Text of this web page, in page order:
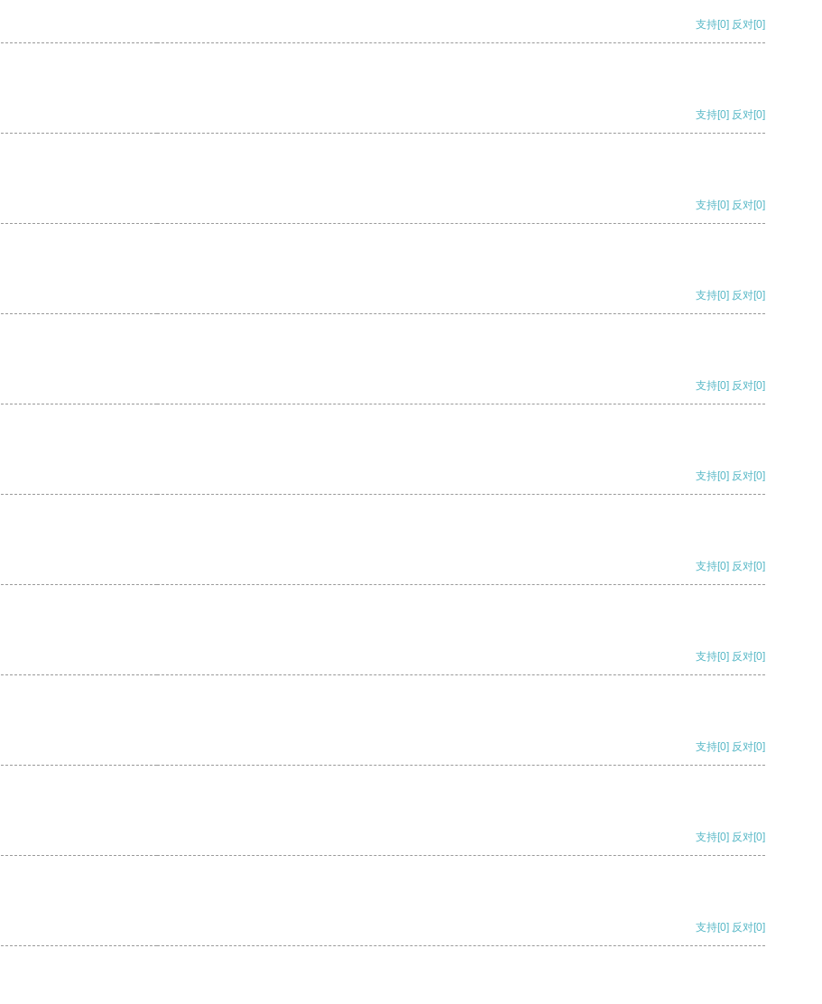
支持[0] 反对[0]
支持[0] 反对[0]
支持[0] 反对[0]
支持[0] 反对[0]
支持[0] 反对[0]
支持[0] 反对[0]
支持[0] 反对[0]
支持[0] 反对[0]
支持[0] 反对[0]
支持[0] 反对[0]
支持[0] 反对[0]